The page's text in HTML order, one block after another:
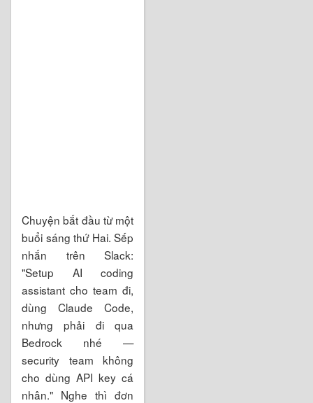
Chuyện bắt đầu từ một
buổi sáng thứ Hai. Sếp
nhắn trên Slack:
"Setup AI coding
assistant cho team đi,
dùng Claude Code,
nhưng phải đi qua
Bedrock nhé —
security team không
cho dùng API key cá
nhân." Nghe thì đơn